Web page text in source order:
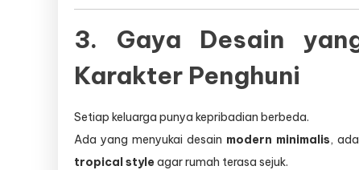
3. Gaya Desain
Karakter Penghuni
Setiap keluarga punya kepribadian berbeda.
Ada yang menyukai desain modern minimalis,
tropical styleagar rumah terasa sejuk.